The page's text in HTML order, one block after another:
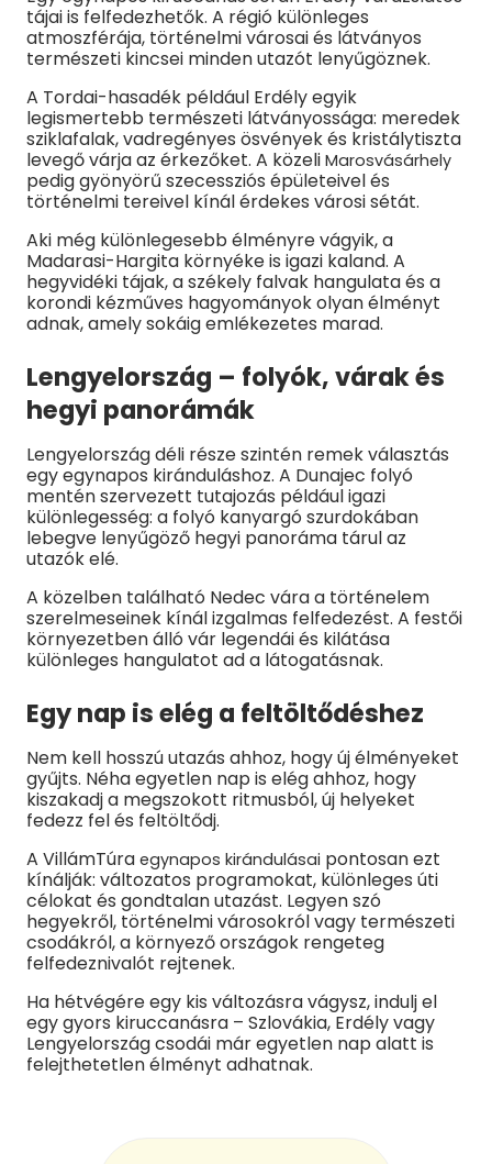
tájai is felfedezhetők. A régió különleges
atmoszférája, történelmi városai és látványos
természeti kincsei minden utazót lenyűgöznek.
A Tordai-hasadék például Erdély egyik
legismertebb természeti látványossága: meredek
sziklafalak, vadregényes ösvények és kristálytiszta
levegő várja az érkezőket. A közeli Marosvásárhely
pedig gyönyörű szecessziós épületeivel és
történelmi tereivel kínál érdekes városi sétát.
Aki még különlegesebb élményre vágyik, a
Madarasi-Hargita környéke is igazi kaland. A
hegyvidéki tájak, a székely falvak hangulata és a
korondi kézműves hagyományok olyan élményt
adnak, amely sokáig emlékezetes marad.
Lengyelország – folyók, várak és
hegyi panorámák
Lengyelország déli része szintén remek választás
egy egynapos kiránduláshoz. A Dunajec folyó
mentén szervezett tutajozás például igazi
különlegesség: a folyó kanyargó szurdokában
lebegve lenyűgöző hegyi panoráma tárul az
utazók elé.
A közelben található Nedec vára a történelem
szerelmeseinek kínál izgalmas felfedezést. A festői
környezetben álló vár legendái és kilátása
különleges hangulatot ad a látogatásnak.
Egy nap is elég a feltöltődéshez
Nem kell hosszú utazás ahhoz, hogy új élményeket
gyűjts. Néha egyetlen nap is elég ahhoz, hogy
kiszakadj a megszokott ritmusból, új helyeket
fedezz fel és feltöltődj.
A VillámTúra egynapos kirándulásai pontosan ezt
kínálják: változatos programokat, különleges úti
célokat és gondtalan utazást. Legyen szó
hegyekről, történelmi városokról vagy természeti
csodákról, a környező országok rengeteg
felfedeznivalót rejtenek.
Ha hétvégére egy kis változásra vágysz, indulj el
egy gyors kiruccanásra – Szlovákia, Erdély vagy
Lengyelország csodái már egyetlen nap alatt is
felejthetetlen élményt adhatnak.